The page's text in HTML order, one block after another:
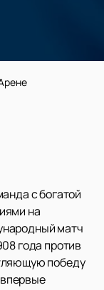
с богатой
на
матч
года против
победу